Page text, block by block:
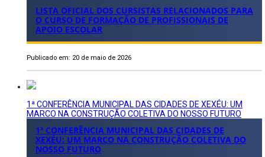
LISTA OFICIAL DOS CURSISTAS RELACIONADOS PARA
O CURSO DE FORMAÇÃO DE PROFISSIONAIS DE
APOIO ESCOLAR
Publicado em: 20 de maio de 2026
1ª CONFERÊNCIA MUNICIPAL DAS CIDADES DE XEXÉU: UM
MARCO NA CONSTRUÇÃO COLETIVA DO NOSSO FUTURO
1ª CONFERÊNCIA MUNICIPAL DAS CIDADES DE
XEXÉU: UM MARCO NA CONSTRUÇÃO COLETIVA DO
NOSSO FUTURO